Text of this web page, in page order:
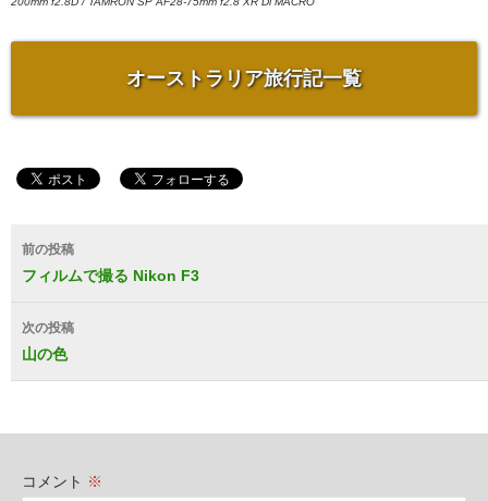
オーストラリア旅行記一覧
投
稿
ナ
ビ
ー
シ
前の投稿
フィルムで撮る Nikon F3
次の投稿
山の色
コメント ※